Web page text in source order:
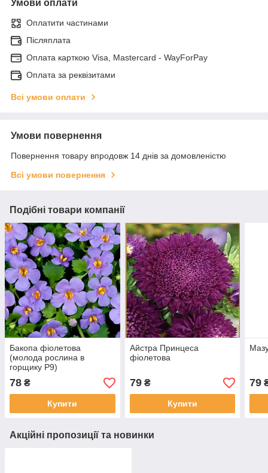
Умови оплати
Оплатити частинами
Післяплата
Оплата карткою Visa, Mastercard - WayForPay
Оплата за реквізитами
Всі умови оплати
Умови повернення
Повернення товару впродовж 14 днів за домовленістю
Всі умови повернення
Подібні товари компанії
Бакопа фіолетова
(молода рослина в
горщику Р9)
78 ₴
Купити
Айстра Принцеса
фіолетова
79₴
Купити
79
Акційні пропозиції та новинки